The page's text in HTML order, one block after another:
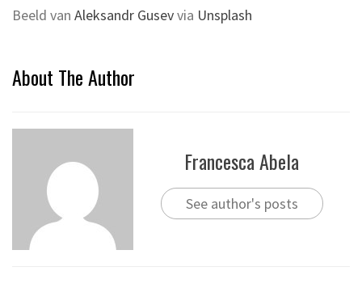
Beeld van Aleksandr Gusevvia Unsplash
About The Author
Francesca Abela
See author's posts